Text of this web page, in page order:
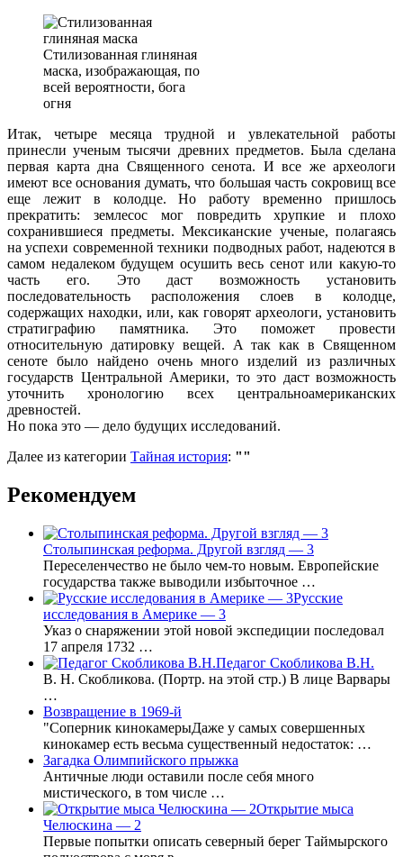
Стилизованная глиняная
маска, изображающая, по
всей вероятности, бога
огня
Итак, четыре месяца трудной и увлекательной работы
принесли ученым тысячи древних предметов. Была сделана
первая карта дна Священного сенота. И все же археологи
имеют все основания думать, что большая часть сокровищ все
еще лежит в колодце. Но работу временно пришлось
прекратить: землесос мог повредить хрупкие и плохо
сохранившиеся предметы. Мексиканские ученые, полагаясь
на успехи современной техники подводных работ, надеются в
самом недалеком будущем осушить весь сенот или какую-то
часть его. Это даст возможность установить
последовательность расположения слоев в колодце,
содержащих находки, или, как говорят археологи, установить
стратиграфию памятника. Это поможет провести
относительную датировку вещей. А так как в Священном
сеноте было найдено очень много изделий из различных
государств Центральной Америки, то это даст возможность
уточнить хронологию всех центральноамериканских
древностей.
Но пока это — дело будущих исследований.
Далее из категории Тайная история: ""
Рекомендуем
Столыпинская реформа. Другой взгляд — 3
Переселенчество не было чем-то новым. Европейские
государства также выводили избыточное …
Русские
исследования в Америке — 3
Указ о снаряжении этой новой экспедиции последовал
17 апреля 1732 …
Педагог Скобликова В.Н.
В. Н. Скобликова. (Портр. на этой стр.) В лице Варвары
…
Возвращение в 1969-й
"Соперник кинокамерыДаже у самых совершенных
кинокамер есть весьма существенный недостаток: …
Загадка Олимпийского прыжка
Античные люди оставили после себя много
мистического, в том числе …
Открытие мыса
Челюскина — 2
Первые попытки описать северный берег Таймырского